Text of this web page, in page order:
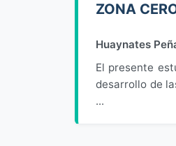
ZONA
Huaynates
El presente
desarrollo de
...